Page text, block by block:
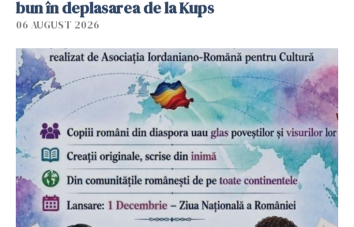
bun în deplasarea de la Kups
06 AUGUST 2026